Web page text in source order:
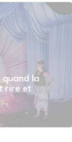
quand la
rire et